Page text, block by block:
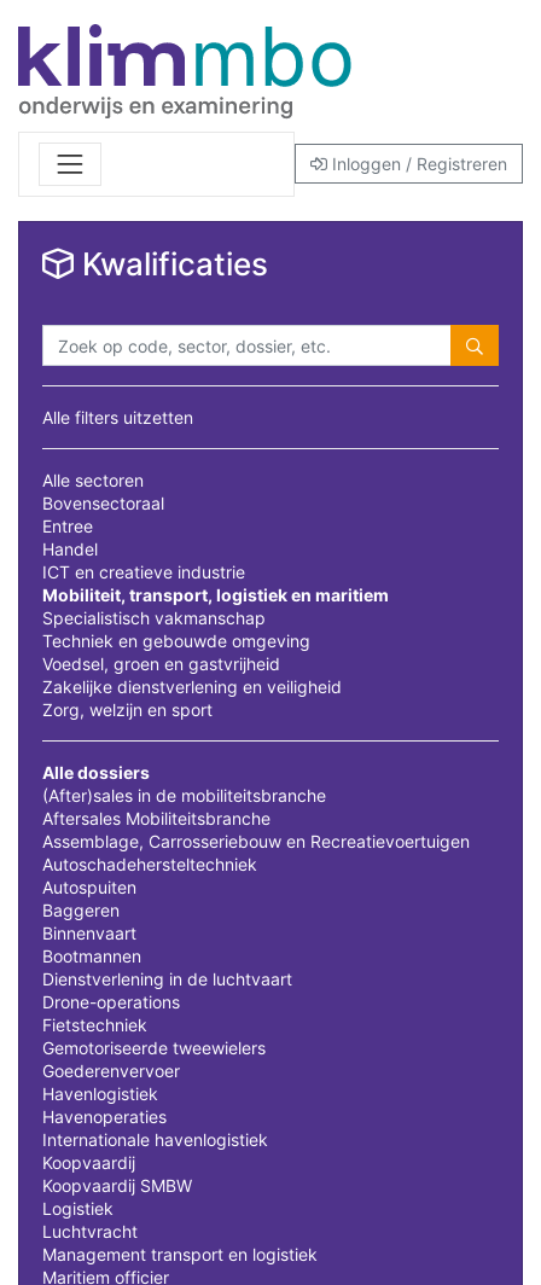
Inloggen / Registreren
Kwalificaties
Alle filters uitzetten
Alle sectoren
Bovensectoraal
Entree
Handel
ICT en creatieve industrie
Mobiliteit, transport, logistiek en maritiem
Specialistisch vakmanschap
Techniek en gebouwde omgeving
Voedsel, groen en gastvrijheid
Zakelijke dienstverlening en veiligheid
Zorg, welzijn en sport
Alle dossiers
(After)sales in de mobiliteitsbranche
Aftersales Mobiliteitsbranche
Assemblage, Carrosseriebouw en Recreatievoertuigen
Autoschadehersteltechniek
Autospuiten
Baggeren
Binnenvaart
Bootmannen
Dienstverlening in de luchtvaart
Drone-operations
Fietstechniek
Gemotoriseerde tweewielers
Goederenvervoer
Havenlogistiek
Havenoperaties
Internationale havenlogistiek
Koopvaardij
Koopvaardij SMBW
Logistiek
Luchtvracht
Management transport en logistiek
Maritiem officier